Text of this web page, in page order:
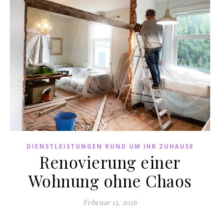
DIENSTLEISTUNGEN RUND UM IHR ZUHAUSE
Renovierung einer
Wohnung ohne Chaos
Februar 15, 2026